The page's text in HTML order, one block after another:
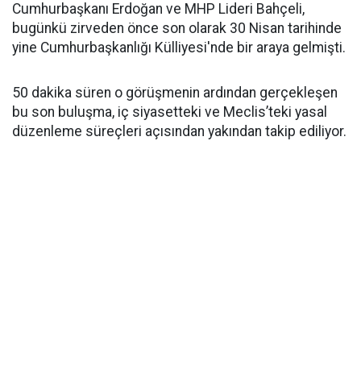
Cumhurbaşkanı Erdoğan ve MHP Lideri Bahçeli,
bugünkü zirveden önce son olarak 30 Nisan tarihinde
yine Cumhurbaşkanlığı Külliyesi'nde bir araya gelmişti.
50 dakika süren o görüşmenin ardından gerçekleşen
bu son buluşma, iç siyasetteki ve Meclis’teki yasal
düzenleme süreçleri açısından yakından takip ediliyor.